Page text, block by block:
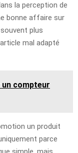
la perception de
bonne affaire sur
plus
mal adapté
compteur
un produit
parce